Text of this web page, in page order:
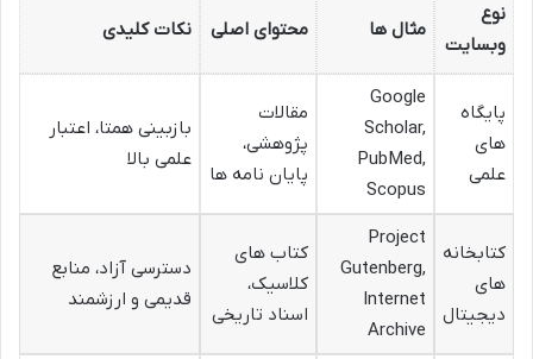
نوع
وبسایت
مثال ها محتوای اصلی نکات کلیدی
پایگاه
های
علمی
Google
Scholar,
PubMed,
Scopus
مقالات
پژوهشی،
پایان نامه ها
بازبینی همتا، اعتبار
علمی بالا
کتابخانه
های
دیجیتال
Project
Gutenberg,
Internet
Archive
کتاب های
کلاسیک،
اسناد تاریخی
دسترسی آزاد، منابع
قدیمی و ارزشمند